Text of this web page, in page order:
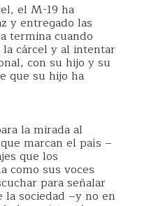
el M-19 ha
y entregado las
termina cuando
cárcel y al intentar
con su hijo y su
que su hijo ha
la mirada al
marcan el país –
que los
como sus voces
para señalar
sociedad –y no en